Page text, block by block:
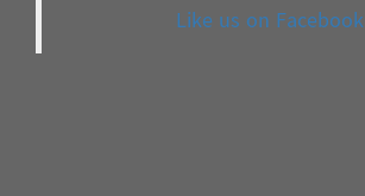
Like us on Facebook